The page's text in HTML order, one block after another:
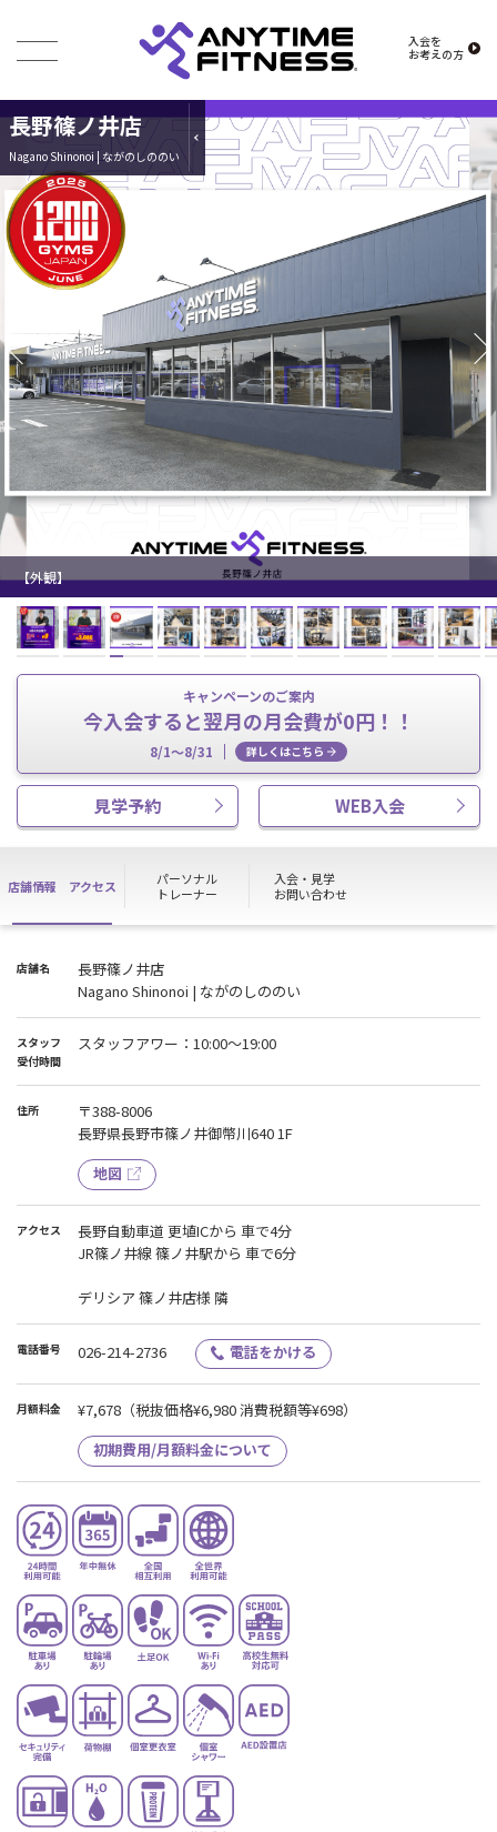
入会を
お考えの方
長野篠ノ井店
Nagano Shinonoi | ながのしののい
【外観】
キャンペーンのご案内
今入会すると翌月の月会費が0円！！
8/1～8/31 詳しくはこちら
見学予約 WEB入会
店舗情報 アクセス
パーソナル
トレーナー
入会・見学
お問い合わせ
店舗名
長野篠ノ井店
Nagano Shinonoi | ながのしののい
スタッフ
受付時間
スタッフアワー：10:00～19:00
住所
〒388-8006
長野県長野市篠ノ井御幣川640 1F
地図
アクセス
長野自動車道 更埴ICから 車で4分
JR篠ノ井線 篠ノ井駅から 車で6分
デリシア 篠ノ井店様 隣
電話番号 026-214-2736 電話をかける
月額料金 ¥7,678 （税抜価格¥6,980 消費税額等¥698）
初期費用/月額料金について